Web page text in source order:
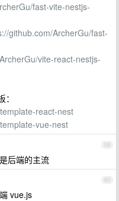
fast-vite-nestjs-
github.com/ArcherGu/fast-
vite-react-nestjs-
react-nest
vue-nest
59
后端的主流
60
vue.js